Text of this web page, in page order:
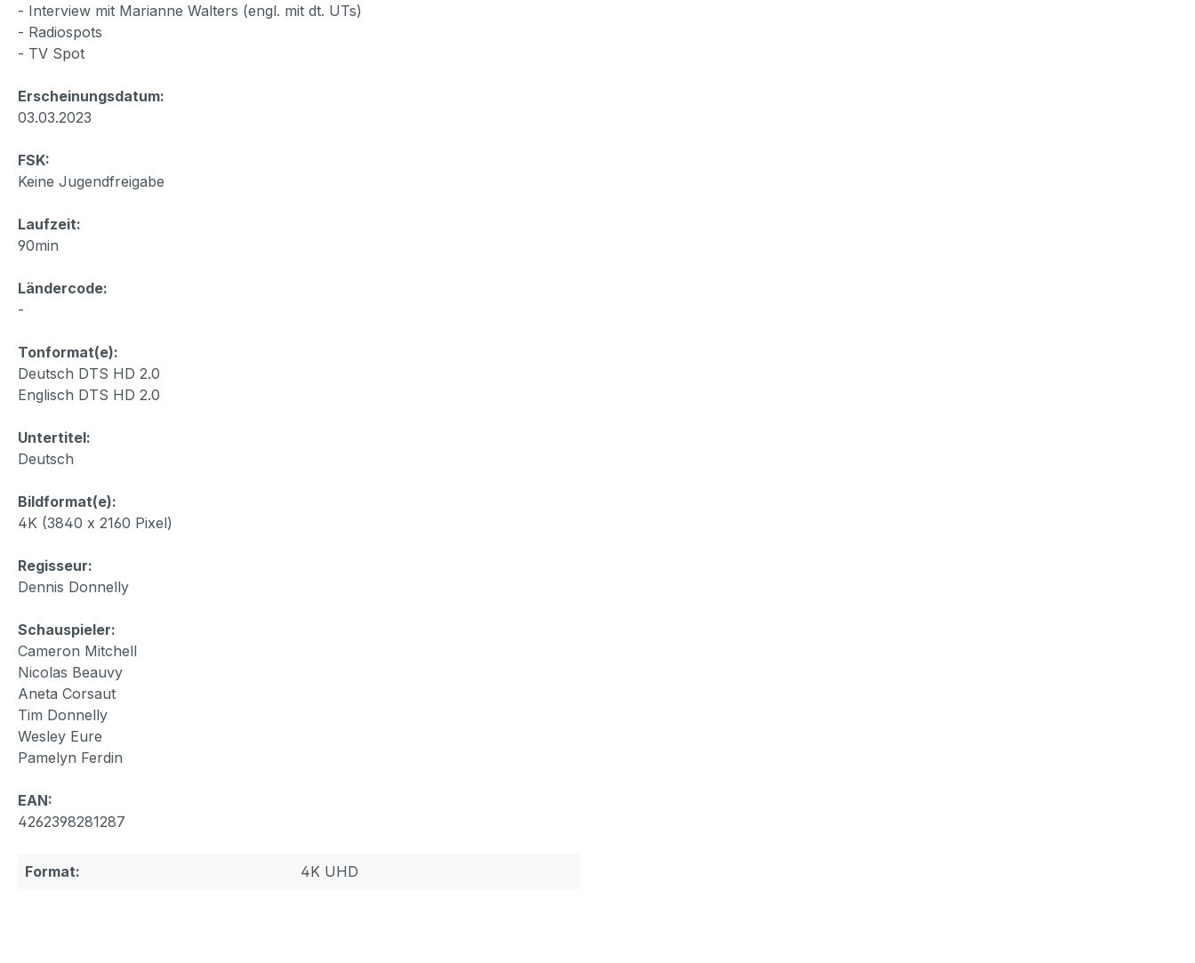
- Interview mit Marianne Walters (engl. mit dt. UTs)
- Radiospots
- TV Spot
Erscheinungsdatum:
03.03.2023
FSK:
Keine Jugendfreigabe
Laufzeit:
90min
Ländercode:
-
Tonformat(e):
Deutsch DTS HD 2.0
Englisch DTS HD 2.0
Untertitel:
Deutsch
Bildformat(e):
4K (3840 x 2160 Pixel)
Regisseur:
Dennis Donnelly
Schauspieler:
Cameron Mitchell
Nicolas Beauvy
Aneta Corsaut
Tim Donnelly
Wesley Eure
Pamelyn Ferdin
EAN:
4262398281287
Format: 4K UHD